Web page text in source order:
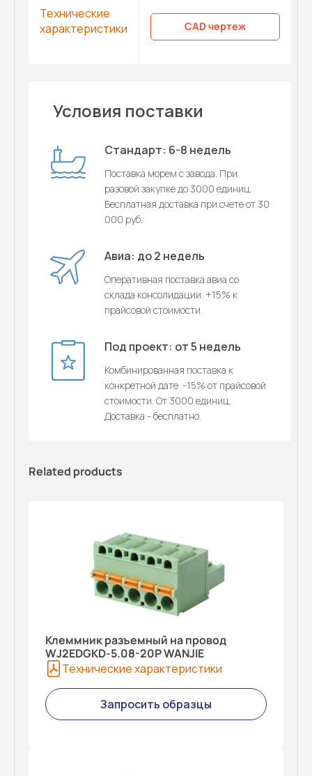
Технические
характеристики
CAD чертеж
Условия поставки
Стандарт: 6-8 недель
Поставка морем с завода. При
разовой закупке до 3000 единиц.
Бесплатная доставка при счете от 30
000 руб.
Авиа: до 2 недель
Оперативная поставка авиа со
склада консолидации. +15% к
прайсовой стоимости.
Под проект: от 5 недель
Комбинированная поставка к
конкретной дате. -15% от прайсовой
стоимости. От 3000 единиц.
Доставка - бесплатно.
Related products
Клеммник разъемный на провод
WJ2EDGKD-5.08-20P WANJIE
Технические характеристики
Запросить образцы